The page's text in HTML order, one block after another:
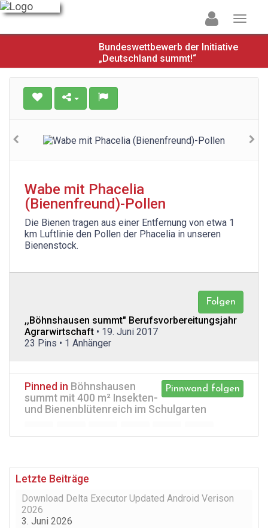
Bundeswettbewerb der Initiative
„Deutschland summt!“
Wabe mit Phacelia
(Bienenfreund)-Pollen
Die Bienen tragen aus einer Entfernung von etwa 1
km Luftlinie den Pollen der Phacelia in unseren
Bienenstock.
Folgen
,,Böhnshausen summt" Berufsvorbereitungsjahr
Agrarwirtschaft • 19. Juni 2017
23 Pins • 1 Anhänger
Pinnwand folgen
Pinned in Böhnshausen
summt mit 400 m² Insekten-
und Bienenblütenreich im Schulgarten
Letzte Beiträge
Download Delta Executor Updated Android Verison
2026
3. Juni 2026